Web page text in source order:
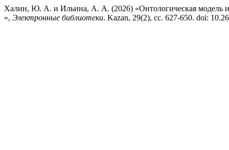
Халин, Ю. А. и Ильина, А. А. (2026) «Онтологическая модель
», Электронные библиотеки. Kazan, 29(2), сс. 627-650. doi: